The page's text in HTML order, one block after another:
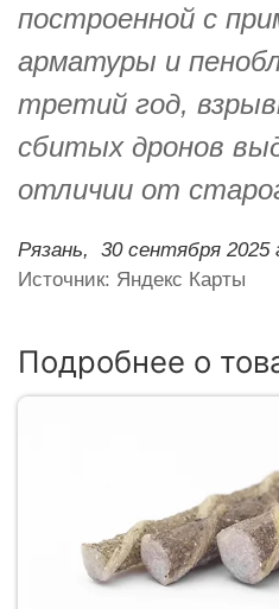
построенной с
арматуры и
третий год,
сбитых дронов
отличии от
Рязань,
30 сентября 2025
Источник: Яндекс Карты
Подробнее о